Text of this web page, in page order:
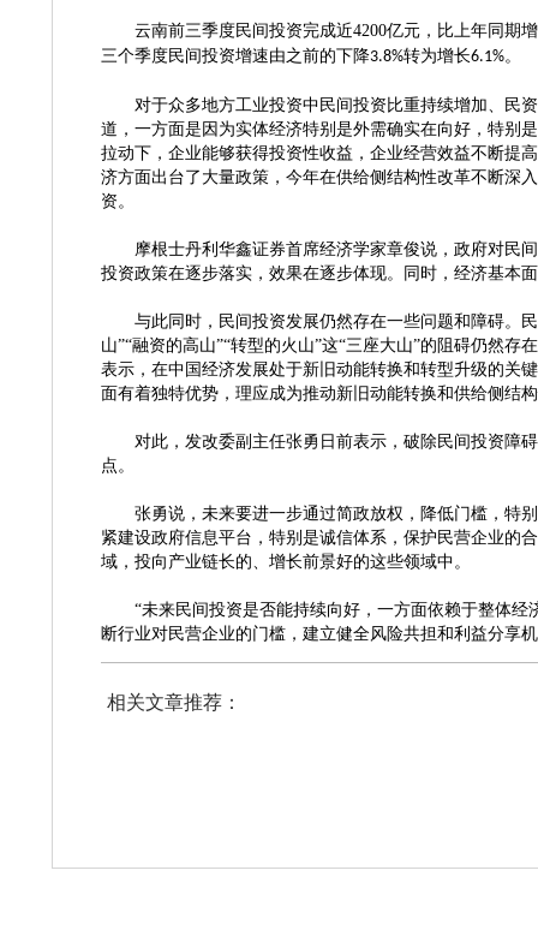
云南前三季度民间投资完成近4200亿元，比上年同期
三个季度民间投资增速由之前的下降3.8%转为增长6.1%。
对于众多地方工业投资中民间投资比重持续增加、民资
道，一方面是因为实体经济特别是外需确实在向好，特别
拉动下，企业能够获得投资性收益，企业经营效益不断提
济方面出台了大量政策，今年在供给侧结构性改革不断深
资。
摩根士丹利华鑫证券首席经济学家章俊说，政府对民间
投资政策在逐步落实，效果在逐步体现。同时，经济基本
与此同时，民间投资发展仍然存在一些问题和障碍。民
山”“融资的高山”“转型的火山”这“三座大山”的阻碍仍然存
表示，在中国经济发展处于新旧动能转换和转型升级的关
面有着独特优势，理应成为推动新旧动能转换和供给侧结
对此，发改委副主任张勇日前表示，破除民间投资障碍
点。
张勇说，未来要进一步通过简政放权，降低门槛，特别
紧建设政府信息平台，特别是诚信体系，保护民营企业的
域，投向产业链长的、增长前景好的这些领域中。
“未来民间投资是否能持续向好，一方面依赖于整体
断行业对民营企业的门槛，建立健全风险共担和利益分享
相关文章推荐：